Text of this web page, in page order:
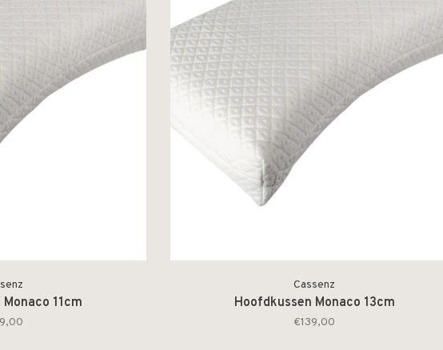
11cm
Cassenz
Hoofdkussen Monaco 13cm
€139,00